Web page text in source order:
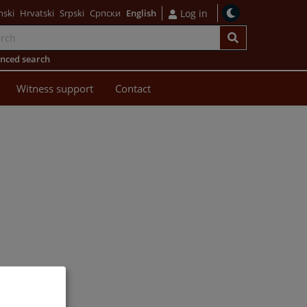
Hrvatski Srpski Српски English Log in
search
Witness support Contact